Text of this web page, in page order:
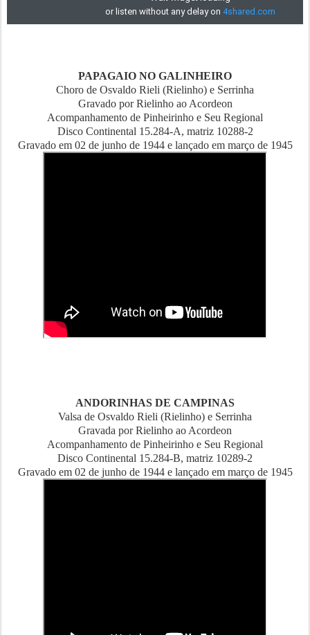
PAPAGAIO NO GALINHEIRO
Choro de Osvaldo Rieli (Rielinho) e Serrinha
Gravado por Rielinho ao Acordeon
Acompanhamento de Pinheirinho e Seu Regional
Disco Continental 15.284-A, matriz 10288-2
Gravado em 02 de junho de 1944 e lançado em março de 1945
ANDORINHAS DE CAMPINAS
Valsa de Osvaldo Rieli (Rielinho) e Serrinha
Gravada por Rielinho ao Acordeon
Acompanhamento de Pinheirinho e Seu Regional
Disco Continental 15.284-B, matriz 10289-2
Gravado em 02 de junho de 1944 e lançado em março de 1945